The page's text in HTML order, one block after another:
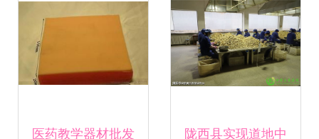
医药教学器材批发 陇西县实现道地中